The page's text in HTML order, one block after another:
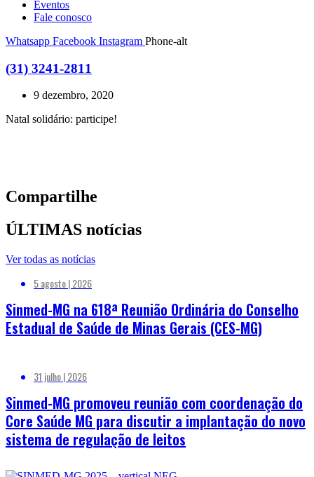
Eventos
Fale conosco
Whatsapp Facebook Instagram Phone-alt
(31) 3241-2811
9 dezembro, 2020
Natal solidário: participe!
Compartilhe
ÚLTIMAS notícias
Ver todas as notícias
5 agosto | 2026
Sinmed-MG na 618ª Reunião Ordinária do Conselho
Estadual de Saúde de Minas Gerais (CES-MG)
31 julho | 2026
Sinmed-MG promoveu reunião com coordenação do
Core Saúde MG para discutir a implantação do novo
sistema de regulação de leitos